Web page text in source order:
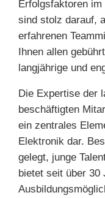
Erfolgsfaktoren
sind stolz darauf,
erfahrenen
Ihnen allen
langjährige und
Die Expertise der
beschäftigten
ein zentrales
Elektronik dar.
gelegt, junge
bietet seit über 30